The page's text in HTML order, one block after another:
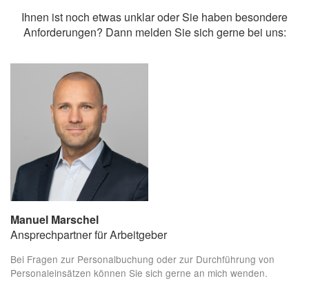
Ihnen ist noch etwas unklar oder Sie haben besondere
Anforderungen? Dann melden Sie sich gerne bei uns:
Manuel Marschel
Ansprechpartner für Arbeitgeber
Bei Fragen zur Personalbuchung oder zur Durchführung von
Personaleinsätzen können Sie sich gerne an mich wenden.